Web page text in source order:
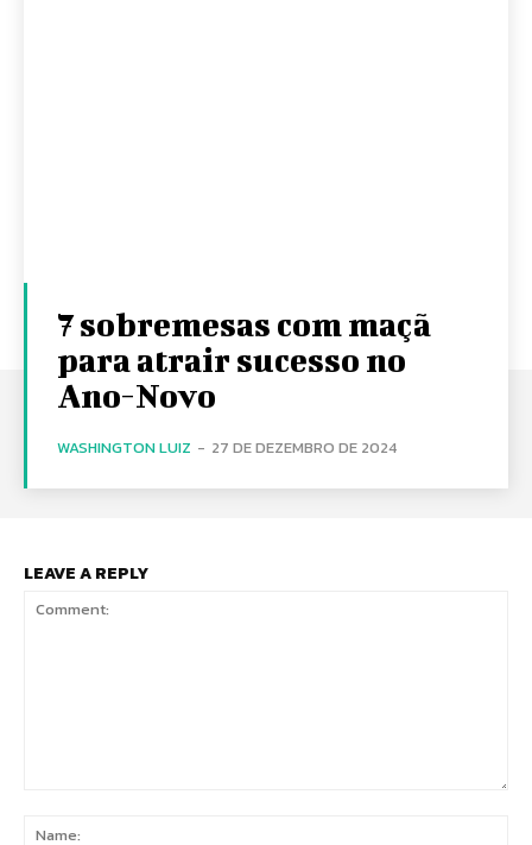
7 sobremesas com maçã
para atrair sucesso no
Ano-Novo
WASHINGTON LUIZ - 27 DE DEZEMBRO DE 2024
LEAVE A REPLY